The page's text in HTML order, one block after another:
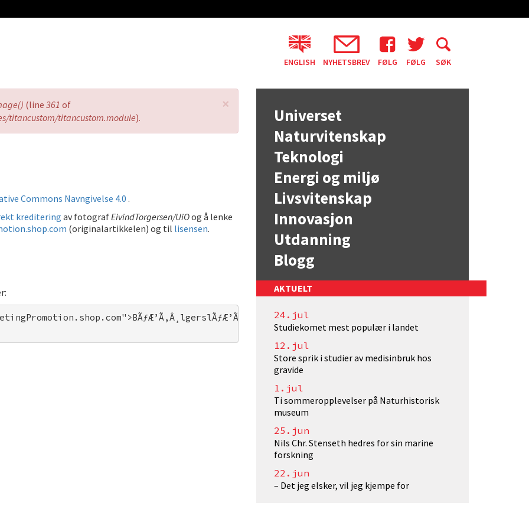
ENGLISH NYHETSBREV FØLG FØLG SØK
×
(line 361 of
titancustom/titancustom.module).
Commons Navngivelse 4.0 .
kreditering av fotografEivindTorgersen/UiOog å lenke
(originalartikkelen) og til lisensen.
a>. Fotograf:
Universet
Naturvitenskap
Teknologi
Energi og miljø
Livsvitenskap
Innovasjon
Utdanning
Blogg
AKTUELT
24.jul
Studiekomet mest populær i landet
12.jul
Store sprik i studier av medisinbruk hos
gravide
1.jul
Ti sommeropplevelser på Naturhistorisk
museum
25.jun
Nils Chr. Stenseth hedres for sin marine
forskning
22.jun
– Det jeg elsker, vil jeg kjempe for